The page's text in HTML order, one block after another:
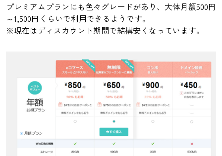
プレミアムプランにも色々グレードがあり、大体月額500円
～1,500円くらいで利用できるようです。
※現在はディスカウント期間で結構安くなっています。